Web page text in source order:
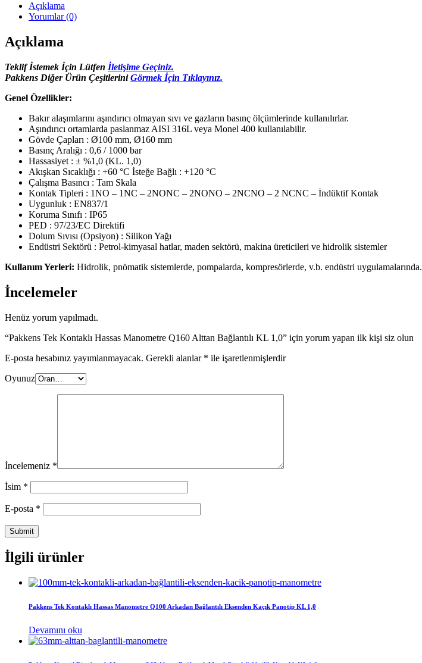
Açıklama
Yorumlar (0)
Açıklama
Teklif İstemek İçin Lütfen İletişime Geçiniz.
Pakkens Diğer Ürün ÇeşitleriniGörmek İçin Tıklayınız.
Genel Özellikler:
Bakır alaşımlarını aşındırıcı olmayan sıvı ve gazların basınç ölçümlerinde kullanılırlar.
Aşındırıcı ortamlarda paslanmaz AISI 316L veya Monel 400 kullanılabilir.
Gövde Çapları : Ø100 mm, Ø160 mm
Basınç Aralığı : 0,6 / 1000 bar
Hassasiyet : ± %1,0 (KL. 1,0)
Akışkan Sıcaklığı : +60 °C İsteğe Bağlı : +120 °C
Çalışma Basıncı : Tam Skala
Kontak Tipleri : 1NO – 1NC – 2NONC – 2NONO – 2NCNO – 2 NCNC – İndüktif Kontak
Uygunluk : EN837/1
Koruma Sınıfı : IP65
PED : 97/23/EC Direktifi
Dolum Sıvısı (Opsiyon) : Silikon Yağı
Endüstri Sektörü : Petrol-kimyasal hatlar, maden sektörü, makina üreticileri ve hidrolik sistemler
Kullanım Yerleri: Hidrolik, pnömatik sistemlerde, pompalarda, kompresörlerde, v.b. endüstri uygulamalarında.
İncelemeler
Henüz yorum yapılmadı.
“Pakkens Tek Kontaklı Hassas Manometre Q160 Alttan Bağlantılı KL 1,0” için yorum yapan ilk kişi siz olun
E-posta hesabınız yayımlanmayacak. Gerekli alanlar * ile işaretlenmişlerdir
Oyunuz
İncelemeniz *
İsim *
E-posta *
İlgili ürünler
Pakkens Tek Kontaklı Hassas Manometre Q100 Arkadan Bağlantılı Eksenden Kaçık Panotip KL 1,0
Devamını oku